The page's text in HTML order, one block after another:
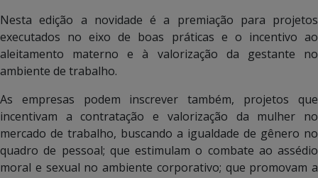
Nesta edição a novidade é a premiação para projetos
executados no eixo de boas práticas e o incentivo ao
aleitamento materno e à valorização da gestante no
ambiente de trabalho.
As empresas podem inscrever também, projetos que
incentivam a contratação e valorização da mulher no
mercado de trabalho, buscando a igualdade de gênero no
quadro de pessoal; que estimulam o combate ao assédio
moral e sexual no ambiente corporativo; que promovam a